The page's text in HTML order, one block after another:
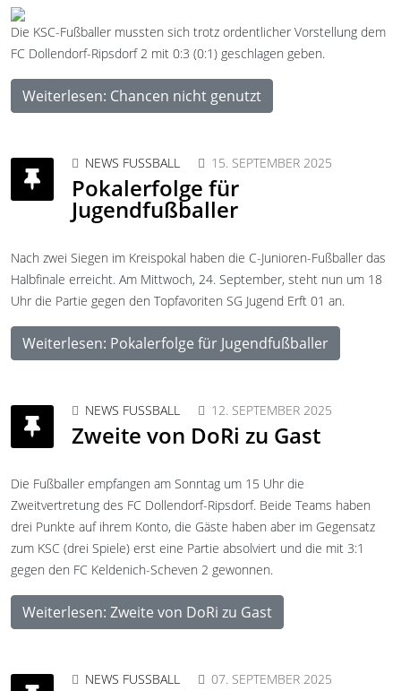
Die KSC-Fußballer mussten sich trotz ordentlicher Vorstellung dem
FC Dollendorf-Ripsdorf 2 mit 0:3 (0:1) geschlagen geben.
Weiterlesen: Chancen nicht genutzt
NEWS FUSSBALL 15. SEPTEMBER 2025
Pokalerfolge für
Jugendfußballer
Nach zwei Siegen im Kreispokal haben die C-Junioren-Fußballer das
Halbfinale erreicht. Am Mittwoch, 24. September, steht nun um 18
Uhr die Partie gegen den Topfavoriten SG Jugend Erft 01 an.
Weiterlesen: Pokalerfolge für Jugendfußballer
NEWS FUSSBALL 12. SEPTEMBER 2025
Zweite von DoRi zu Gast
Die Fußballer empfangen am Sonntag um 15 Uhr die
Zweitvertretung des FC Dollendorf-Ripsdorf. Beide Teams haben
drei Punkte auf ihrem Konto, die Gäste haben aber im Gegensatz
zum KSC (drei Spiele) erst eine Partie absolviert und die mit 3:1
gegen den FC Keldenich-Scheven 2 gewonnen.
Weiterlesen: Zweite von DoRi zu Gast
NEWS FUSSBALL 07. SEPTEMBER 2025